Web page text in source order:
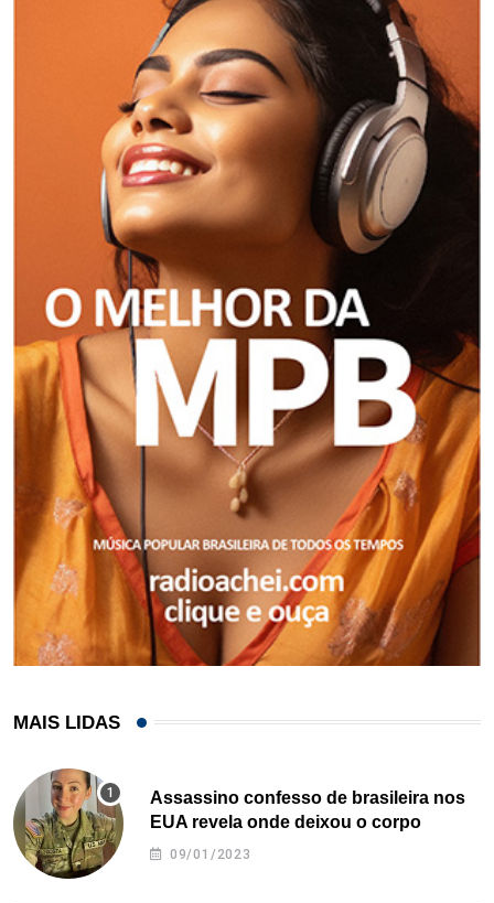
MAIS LIDAS
Assassino confesso de brasileira nos
EUA revela onde deixou o corpo
09/01/2023